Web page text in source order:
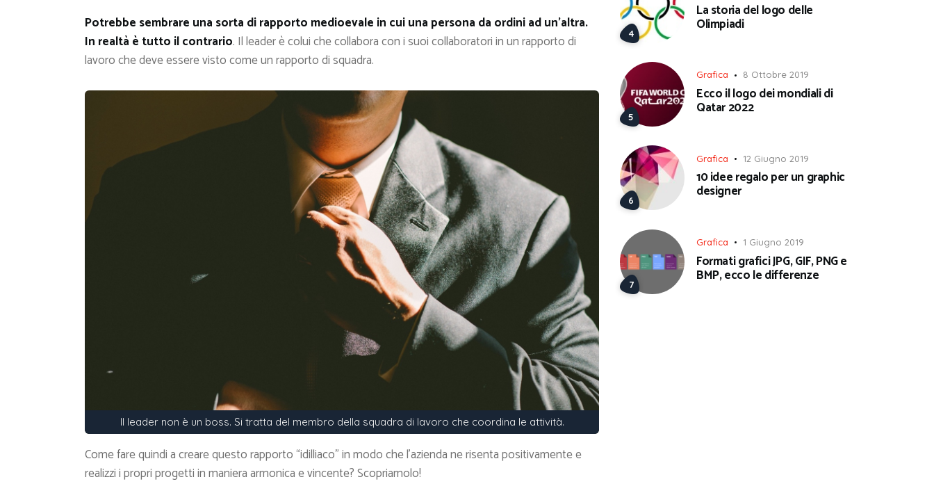
Potrebbe sembrare una sorta di rapporto medioevale in cui una persona da ordini ad un’altra.
In realtà è tutto il contrario. Il leader è colui che collabora con i suoi collaboratori in un rapporto di
lavoro che deve essere visto come un rapporto di squadra.
Il leader non è un boss. Si tratta del membro della squadra di lavoro che coordina le attività.
Come fare quindi a creare questo rapporto “idilliaco” in modo che l’azienda ne risenta positivamente e
realizzi i propri progetti in maniera armonica e vincente? Scopriamolo!
La storia del logo delle
Olimpiadi
Grafica 8 Ottobre 2019
Ecco il logo dei mondiali di
Qatar 2022
Grafica 12 Giugno 2019
10 idee regalo per un graphic
designer
Grafica 1 Giugno 2019
Formati grafici JPG, GIF, PNG e
BMP, ecco le differenze